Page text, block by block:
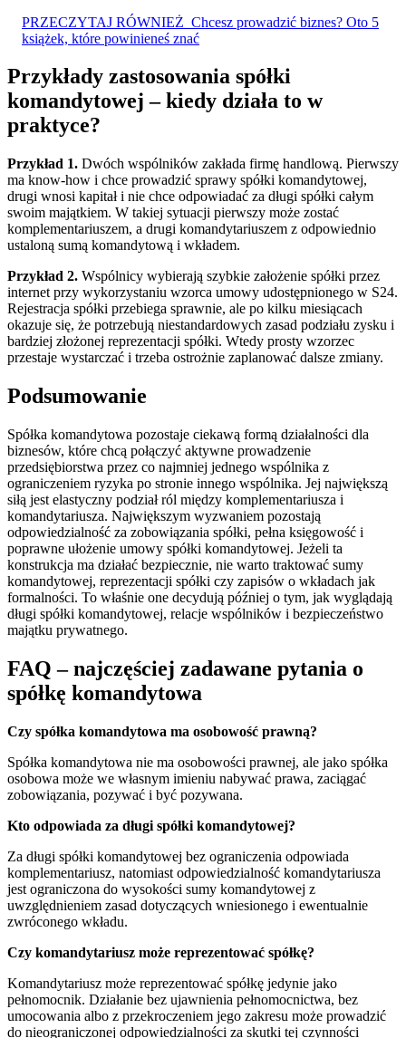
PRZECZYTAJ RÓWNIEŻ Chcesz prowadzić biznes? Oto 5
książek, które powinieneś znać
Przykłady zastosowania spółki
komandytowej – kiedy działa to w
praktyce?
Przykład 1. Dwóch wspólników zakłada firmę handlową. Pierwszy
ma know-how i chce prowadzić sprawy spółki komandytowej,
drugi wnosi kapitał i nie chce odpowiadać za długi spółki całym
swoim majątkiem. W takiej sytuacji pierwszy może zostać
komplementariuszem, a drugi komandytariuszem z odpowiednio
ustaloną sumą komandytową i wkładem.
Przykład 2. Wspólnicy wybierają szybkie założenie spółki przez
internet przy wykorzystaniu wzorca umowy udostępnionego w S24.
Rejestracja spółki przebiega sprawnie, ale po kilku miesiącach
okazuje się, że potrzebują niestandardowych zasad podziału zysku i
bardziej złożonej reprezentacji spółki. Wtedy prosty wzorzec
przestaje wystarczać i trzeba ostrożnie zaplanować dalsze zmiany.
Podsumowanie
Spółka komandytowa pozostaje ciekawą formą działalności dla
biznesów, które chcą połączyć aktywne prowadzenie
przedsiębiorstwa przez co najmniej jednego wspólnika z
ograniczeniem ryzyka po stronie innego wspólnika. Jej największą
siłą jest elastyczny podział ról między komplementariusza i
komandytariusza. Największym wyzwaniem pozostają
odpowiedzialność za zobowiązania spółki, pełna księgowość i
poprawne ułożenie umowy spółki komandytowej. Jeżeli ta
konstrukcja ma działać bezpiecznie, nie warto traktować sumy
komandytowej, reprezentacji spółki czy zapisów o wkładach jak
formalności. To właśnie one decydują później o tym, jak wyglądają
długi spółki komandytowej, relacje wspólników i bezpieczeństwo
majątku prywatnego.
FAQ – najczęściej zadawane pytania o
spółkę komandytowa
Czy spółka komandytowa ma osobowość prawną?
Spółka komandytowa nie ma osobowości prawnej, ale jako spółka
osobowa może we własnym imieniu nabywać prawa, zaciągać
zobowiązania, pozywać i być pozywana.
Kto odpowiada za długi spółki komandytowej?
Za długi spółki komandytowej bez ograniczenia odpowiada
komplementariusz, natomiast odpowiedzialność komandytariusza
jest ograniczona do wysokości sumy komandytowej z
uwzględnieniem zasad dotyczących wniesionego i ewentualnie
zwróconego wkładu.
Czy komandytariusz może reprezentować spółkę?
Komandytariusz może reprezentować spółkę jedynie jako
pełnomocnik. Działanie bez ujawnienia pełnomocnictwa, bez
umocowania albo z przekroczeniem jego zakresu może prowadzić
do nieograniczonej odpowiedzialności za skutki tej czynności